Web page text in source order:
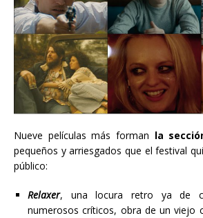
Nueve películas más forman la
pequeños y arriesgados que el festival
público:
Relaxer, una locura retro ya de
numerosos críticos, obra de un viejo